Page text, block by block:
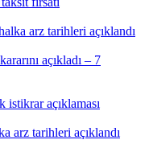
arz tarihleri açıklandı
açıkladı – 7
açıklaması
arz tarihleri açıklandı